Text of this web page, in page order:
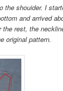
the shouider. I
and arrived
the rest, the
original pattern.